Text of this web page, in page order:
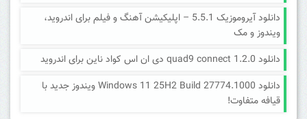
دانلود آیروموزیک 5.5.1 – اپلیکیشن آهنگ و فیلم برای اندروید،
ویندوز و مک
دانلود quad9 connect 1.2.0 دی ان اس کواد ناین برای اندروید
دانلود Windows 11 25H2 Build 27774.1000 ویندوز جدید با
قیافه متفاوت!